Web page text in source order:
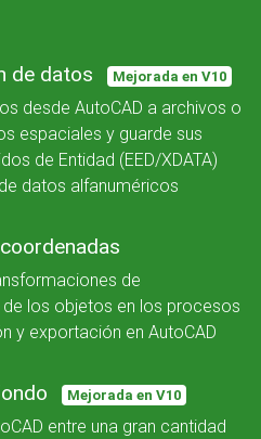
de datos Mejorada en V10
desde AutoCAD a archivos o
espaciales y guarde sus
de Entidad (EED/XDATA)
datos alfanuméricos
de
los objetos en los procesos
y exportación en AutoCAD
Mejorada en V10
entre una gran cantidad